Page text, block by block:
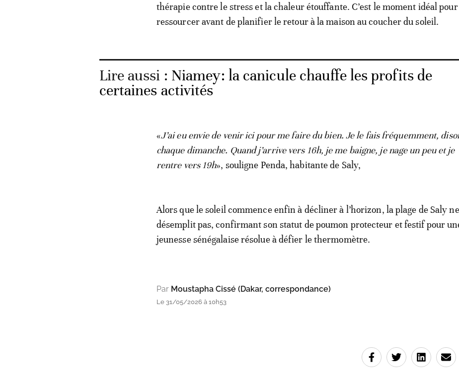
thérapie contre le stress et la chaleur étouffante. C’est le moment idéal pour
ressourcer avant de planifier le retour à la maison au coucher du soleil.
Lire aussi : Niamey: la canicule chauffe les profits de
certaines activités
«J’ai eu envie de venir ici pour me faire du bien. Je le fais fréquemment,
chaque dimanche. Quand j’arrive vers 16h, je me baigne, je nage un peu et je
rentre vers 19h», souligne Penda, habitante de Saly,
Alors que le soleil commence enfin à décliner à l’horizon, la plage de Saly ne
désemplit pas, confirmant son statut de poumon protecteur et festif pour
jeunesse sénégalaise résolue à défier le thermomètre.
Par Moustapha Cissé (Dakar, correspondance)
Le 31/05/2026 à 10h53